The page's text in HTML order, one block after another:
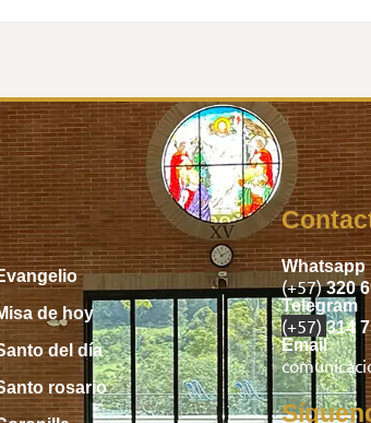
de hoy
del día
rosario
Whatsapp
(+57)320
Telegram
(+57)314
Email